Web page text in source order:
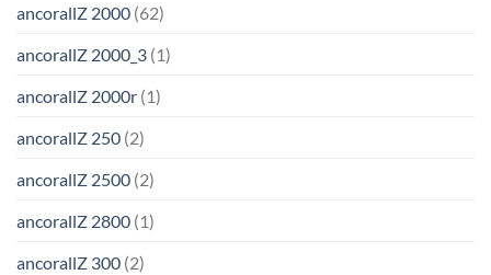
ancorallZ 2000 (62)
ancorallZ 2000_3 (1)
ancorallZ 2000r (1)
ancorallZ 250 (2)
ancorallZ 2500 (2)
ancorallZ 2800 (1)
ancorallZ 300 (2)